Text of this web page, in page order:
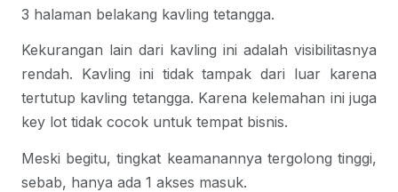
3 halaman belakang kavling tetangga.
Kekurangan lain dari kavling ini adalah visibilitasnya
rendah. Kavling ini tidak tampak dari luar karena
tertutup kavling tetangga. Karena kelemahan ini juga
key lot tidak cocok untuk tempat bisnis.
Meski begitu, tingkat keamanannya tergolong tinggi,
sebab, hanya ada 1 akses masuk.